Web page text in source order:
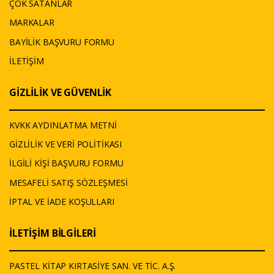
ÇOK SATANLAR
MARKALAR
BAYİLİK BAŞVURU FORMU
İLETİŞİM
GİZLİLİK VE GÜVENLİK
KVKK AYDINLATMA METNİ
GİZLİLİK VE VERİ POLİTİKASI
İLGİLİ KİŞİ BAŞVURU FORMU
MESAFELİ SATIŞ SÖZLEŞMESİ
İPTAL VE İADE KOŞULLARI
İLETİŞİM BİLGİLERİ
PASTEL KİTAP KIRTASİYE SAN. VE TİC. A.Ş.